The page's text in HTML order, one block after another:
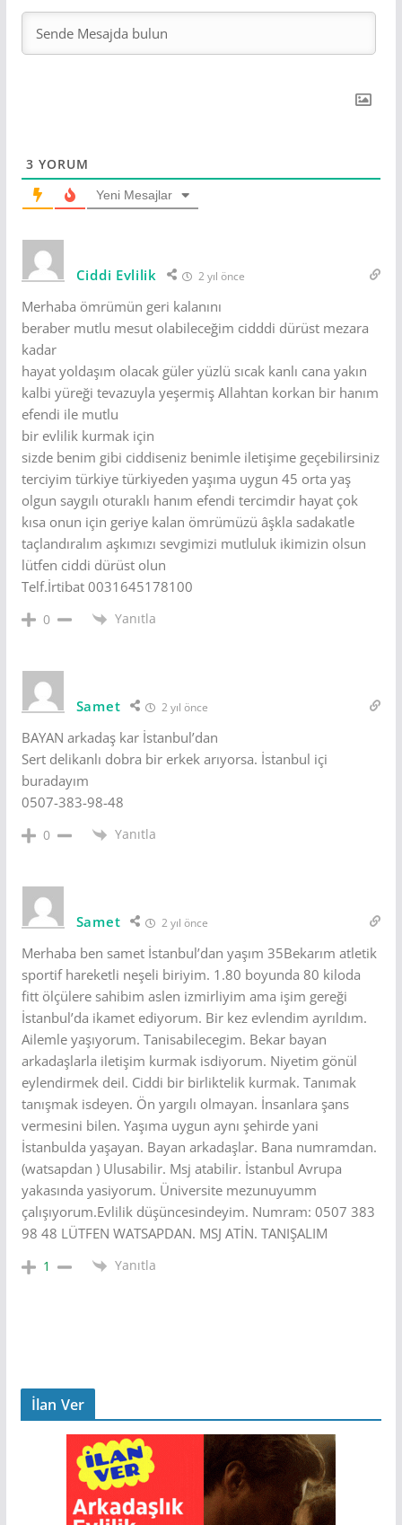
3 YORUM
Yeni Mesajlar
Ciddi Evlilik 2 yıl önce
Merhaba ömrümün geri kalanını
beraber mutlu mesut olabileceğim cidddi dürüst mezara
kadar
hayat yoldaşım olacak güler yüzlü sıcak kanlı cana yakın
kalbi yüreği tevazuyla yeşermiş Allahtan korkan bir hanım
efendi ile mutlu
bir evlilik kurmak için
sizde benim gibi ciddiseniz benimle iletişime geçebilirsiniz
terciyim türkiye türkiyeden yaşıma uygun 45 orta yaş
olgun saygılı oturaklı hanım efendi tercimdir hayat çok
kısa onun için geriye kalan ömrümüzü âşkla sadakatle
taçlandıralım aşkımızı sevgimizi mutluluk ikimizin olsun
lütfen ciddi dürüst olun
Telf.İrtibat 0031645178100
0 Yanıtla
Samet 2 yıl önce
BAYAN arkadaş kar İstanbul’dan
Sert delikanlı dobra bir erkek arıyorsa. İstanbul içi
buradayım
0507-383-98-48
0 Yanıtla
Samet 2 yıl önce
Merhaba ben samet İstanbul’dan yaşım 35Bekarım atletik
sportif hareketli neşeli biriyim. 1.80 boyunda 80 kiloda
fitt ölçülere sahibim aslen izmirliyim ama işim gereği
İstanbul’da ikamet ediyorum. Bir kez evlendim ayrıldım.
Ailemle yaşıyorum. Tanisabilecegim. Bekar bayan
arkadaşlarla iletişim kurmak isdiyorum. Niyetim gönül
eylendirmek deil. Ciddi bir birliktelik kurmak. Tanımak
tanışmak isdeyen. Ön yargılı olmayan. İnsanlara şans
vermesini bilen. Yaşıma uygun aynı şehirde yani
İstanbulda yaşayan. Bayan arkadaşlar. Bana numramdan.
(watsapdan ) Ulusabilir. Msj atabilir. İstanbul Avrupa
yakasında yasiyorum. Üniversite mezunuyumm
çalışıyorum.Evlilik düşüncesindeyim. Numram: 0507 383
98 48 LÜTFEN WATSAPDAN. MSJ ATİN. TANIŞALIM
1 Yanıtla
İlan Ver